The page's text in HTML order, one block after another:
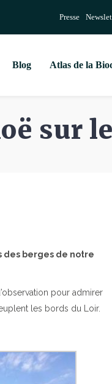
Presse
Blog Atlas de la
sur
des berges de notre
pour admirer
les bords du Loir.